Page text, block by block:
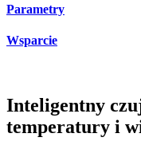
Parametry
Wsparcie
Inteligentny
temperatury i